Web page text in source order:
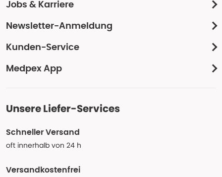
Jobs & Karriere
Newsletter-Anmeldung
Kunden-Service
Medpex App
Unsere Liefer-Services
Schneller Versand
oft innerhalb von 24 h
Versandkostenfrei